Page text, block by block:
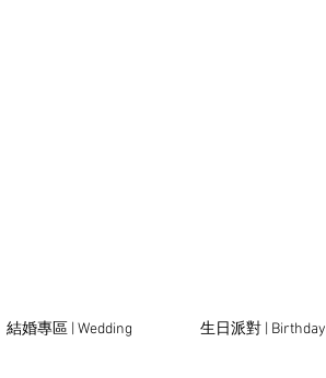
結婚專區 | Wedding 生日派對 | Birthday